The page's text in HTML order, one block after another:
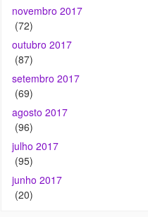
novembro 2017
(72)
outubro 2017
(87)
setembro 2017
(69)
agosto 2017
(96)
julho 2017
(95)
junho 2017
(20)